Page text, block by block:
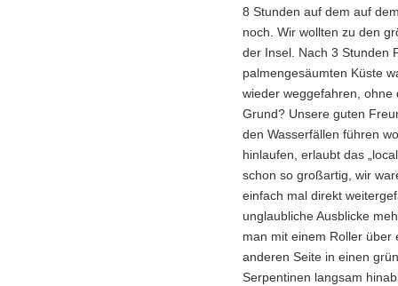
8 Stunden auf dem auf
noch. Wir wollten zu den
der Insel. Nach 3 Stunden
palmengesäumten Küste
wieder weggefahren,
Grund? Unsere guten
den Wasserfällen führen
hinlaufen, erlaubt das
schon so großartig, wir
einfach mal direkt
unglaubliche Ausblicke
man mit einem Roller
anderen Seite in einen
Serpentinen langsam